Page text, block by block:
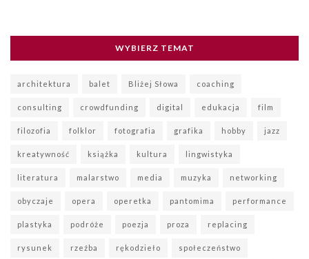
WYBIERZ TEMAT
architektura balet Bliżej Słowa coaching
consulting crowdfunding digital edukacja film
filozofia folklor fotografia grafika hobby jazz
kreatywność książka kultura lingwistyka
literatura malarstwo media muzyka networking
obyczaje opera operetka pantomima performance
plastyka podróże poezja proza replacing
rysunek rzeźba rękodzieło społeczeństwo